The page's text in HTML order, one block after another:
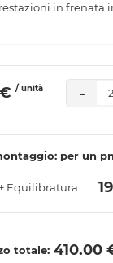
in frenata
€ / unità - 2
per un
Equilibratura
totale: 410.00